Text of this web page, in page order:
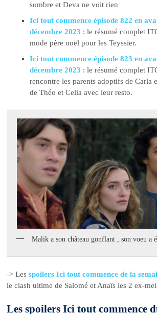
sombre et Deva ne voit rien
Ici tout commence épisode 822 en
décembre 2023 : le résumé complet
mode père noël pour les Teyssier.
Ici tout commence épisode 823 en
décembre 2023 : le résumé complet
rencontre les parents adoptifs de Carla
de Théo et Celia avec leur resto.
Malik a son château gonflant , son voeu a
-> Lesspoilers Ici tout commence de la
le clash ultime de Salomé et Anaïs les 2 ex-
Les spoilers Ici tout commence